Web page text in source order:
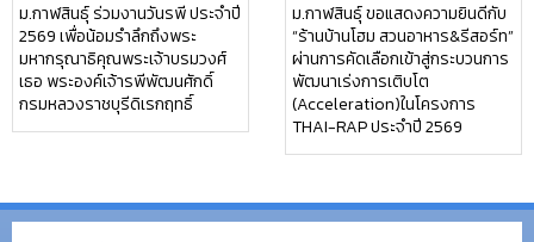
ม.กาฬสินธุ์ ร่วมงานวันรพี ประจำปี
2569 เพื่อน้อมรำลึกถึงพระ
มหากรุณาธิคุณพระเจ้าบรมวงศ์
เธอ พระองค์เจ้ารพีพัฒนศักดิ์
กรมหลวงราชบุรีดิเรกฤทธิ์
ม.กาฬสินธุ์ ขอแสดงความยินดีกับ
“ร้านบ้านโฮม สวนอาหาร&รีสอร์ท”
ผ่านการคัดเลือกเข้าสู่กระบวนการ
พัฒนาเร่งการเติบโต
(Acceleration)ในโครงการ
THAI-RAP ประจำปี 2569